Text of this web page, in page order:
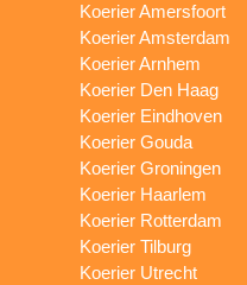
Koerier Amersfoort
Koerier Amsterdam
Koerier Arnhem
Koerier Den Haag
Koerier Eindhoven
Koerier Gouda
Koerier Groningen
Koerier Haarlem
Koerier Rotterdam
Koerier Tilburg
Koerier Utrecht